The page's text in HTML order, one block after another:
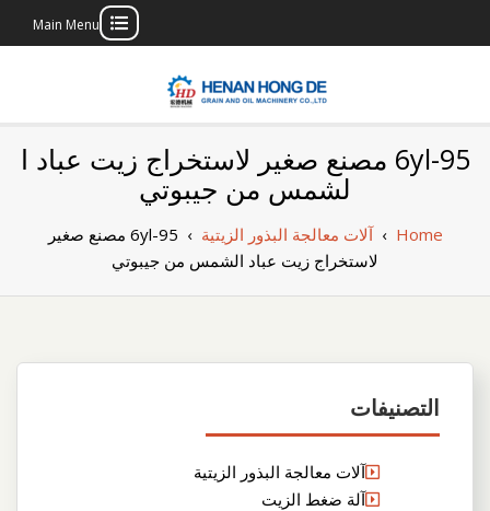
Main Menu
بناء مصنع إنتاج
الزيوت النباتية
الخاص بك
6yl-95 مصنع صغير لاستخراج زيت عباد ا
لشمس من جيبوتي
Home
›آلات معالجة البذور الزيتية ›
6yl-95 مصنع صغير
لاستخراج زيت عباد الشمس من جيبوتي
التصنيفات
آلات معالجة البذور الزيتية
آلة ضغط الزيت